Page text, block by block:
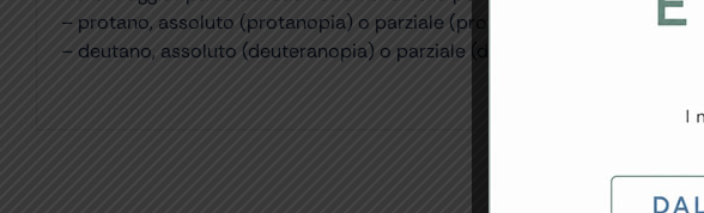
– protano, assoluto (protanopia) o parziale (protanomalia)
– deutano, assoluto (deuteranopia) o parziale (deuteranomalia)